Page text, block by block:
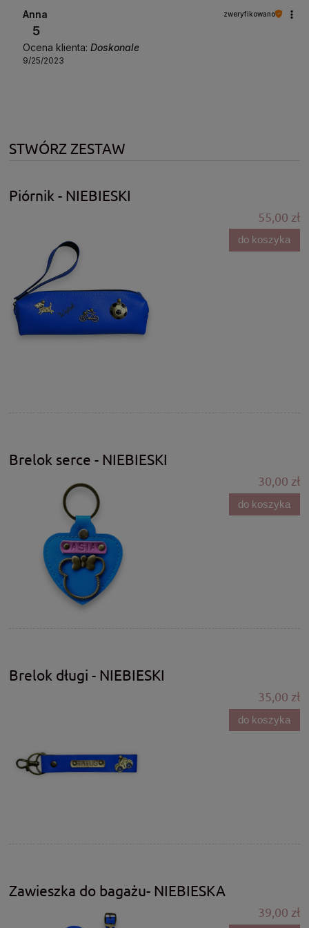
Anna zweryfikowano
5
Ocena klienta: Doskonale
9/25/2023
STWÓRZ ZESTAW
Piórnik - NIEBIESKI
55,00 zł
do koszyka
Brelok serce - NIEBIESKI
30,00 zł
do koszyka
Brelok długi - NIEBIESKI
35,00 zł
do koszyka
Zawieszka do bagażu- NIEBIESKA
39,00 zł